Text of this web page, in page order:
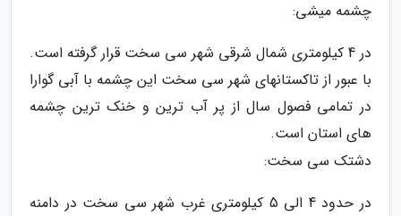
چشمه میشی:
در 4 کیلومتری شمال شرقی شهر سی سخت قرار گرفته است.
با عبور از تاکستانهای شهر سی سخت این چشمه با آبی گوارا
در تمامی فصول سال از پر آب ترین و خنک ترین چشمه
های استان است.
دشتک سی سخت:
در حدود 4 الی 5 کیلومتری غرب شهر سی سخت در دامنه